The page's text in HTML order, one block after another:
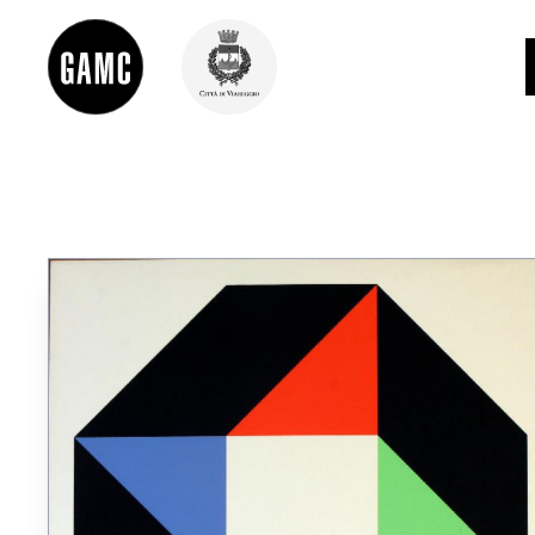
SHOP
LE COLLEZIONI
MOSTRE
PALAZZO DELLE MUSE